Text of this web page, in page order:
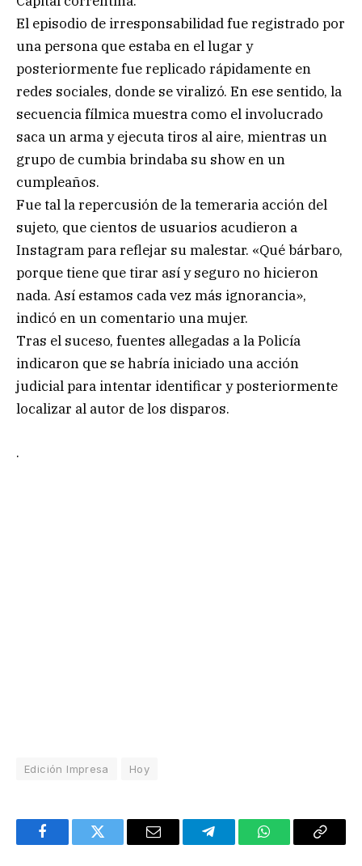
El episodio de irresponsabilidad fue registrado por
una persona que estaba en el lugar y
posteriormente fue replicado rápidamente en
redes sociales, donde se viralizó. En ese sentido, la
secuencia fílmica muestra como el involucrado
saca un arma y ejecuta tiros al aire, mientras un
grupo de cumbia brindaba su show en un
cumpleaños.
Fue tal la repercusión de la temeraria acción del
sujeto, que cientos de usuarios acudieron a
Instagram para reflejar su malestar. «Qué bárbaro,
porque tiene que tirar así y seguro no hicieron
nada. Así estamos cada vez más ignorancia»,
indicó en un comentario una mujer.
Tras el suceso, fuentes allegadas a la Policía
indicaron que se habría iniciado una acción
judicial para intentar identificar y posteriormente
localizar al autor de los disparos.
.
Edición Impresa Hoy
FacebookTwitter Email TelegramWhatsAppCopy